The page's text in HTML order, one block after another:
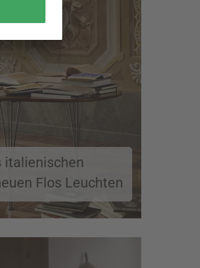
italienischen
Flos Leuchten